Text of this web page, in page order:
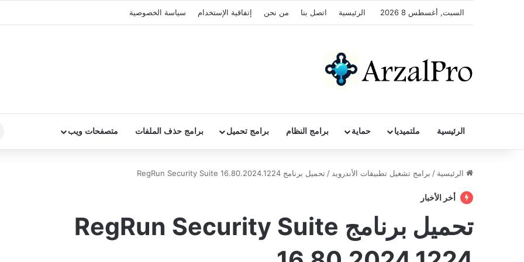
السبت, أغسطس 8 2026 الرئيسية اتصل بنا من نحن إتفاقية الإستخدام سياسة الخصوصية
الرئيسية ملتميديا حماية برامج النظام برامج تحميل برامج حذف الملفات متصفحات ويب
الرئيسية / برامج تشغيل تطبيقات الأندرويد / تحميل برنامج RegRun Security Suite 16.80.2024.1224
أخر الأخبار
تحميل برنامج RegRun Security Suite